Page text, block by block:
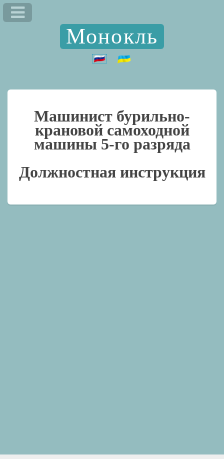
Монокль
Машинист бурильно-
крановой самоходной
машины 5-го разряда
Должностная инструкция